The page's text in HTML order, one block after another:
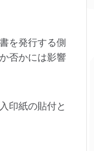
を発行する側
否かには影響
印紙の貼付と